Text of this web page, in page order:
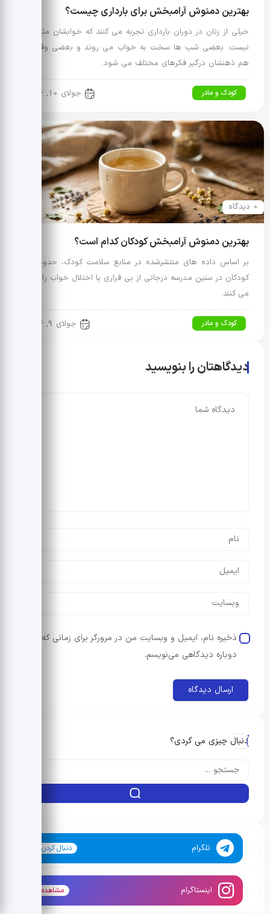
بهترین دمنوش آرامبخش برای بارداری چیست؟
خیلی از زنان در دوران بارداری تجربه می کنند که خوابشان مثل قبل
نیست. بعضی شب ها سخت به خواب می روند و بعضی وقت ها
هم ذهنشان درگیر فکرهای مختلف می شود.
کودک و مادر جولای 10, 2026
0 دیدگاه
بهترین دمنوش آرامبخش کودکان کدام است؟
کودکان در سنین مدرسه درجاتی از بی قراری یا اختلال خواب را تجربه
می کنند.
کودک و مادر جولای 9, 2026
دیدگاهتان را بنویسید
ذخیره نام، ایمیل و وبسایت من در مرورگر برای زمانی که
دوباره دیدگاهی می‌نویسم.
دنبال چیزی می گردی؟
تلگرام دنبال کردن
اینستاگرام مشاهده